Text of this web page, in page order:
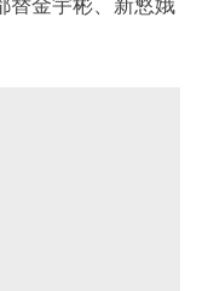
替金宇彬、新慜娥